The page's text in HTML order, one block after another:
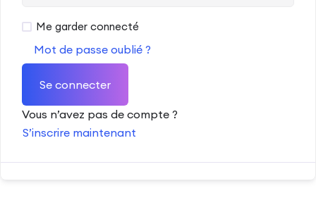
Me garder connecté
Mot de passe oublié ?
Se connecter
Vous n’avez pas de compte ?
S’inscrire maintenant